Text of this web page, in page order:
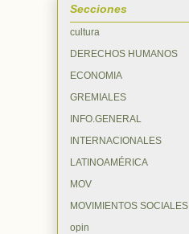
Secciones
cultura
DERECHOS HUMANOS
ECONOMIA
GREMIALES
INFO.GENERAL
INTERNACIONALES
LATINOAMÉRICA
MOV
MOVIMIENTOS SOCIALES
opin